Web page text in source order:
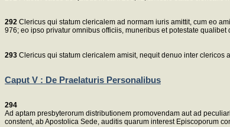
292 Clericus qui statum clericalem ad normam iuris amittit, cum eo
976; eo ipso privatur omnibus officiis, muneribus et potestate qualibet
293 Clericus qui statum clericalem amisit, nequit denuo inter clericos
Caput V : De Praelaturis Personalibus
294
Ad aptam presbyterorum distributionem promovendam aut ad
constent, ab Apostolica Sede, auditis quarum interest Episcoporum